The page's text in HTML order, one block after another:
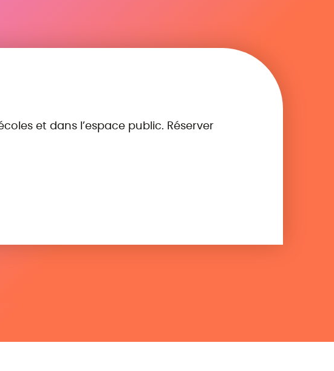
et dans l’espace public. Réserver